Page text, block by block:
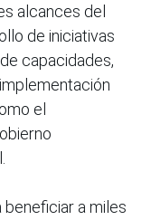
alcances del
de iniciativas
capacidades,
el
a miles